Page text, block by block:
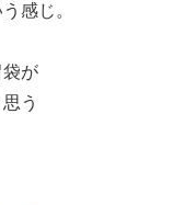
感じ。
袋が
う